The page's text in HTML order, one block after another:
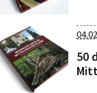
50